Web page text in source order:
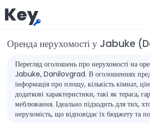
Key
Оренда нерухомості у Jabuke
Перегляд оголошень про нерухомості на
Jabuke, Danilovgrad. В оголошеннях
інформація про площу, кількість кімнат,
додаткові характеристики, такі як тераса,
меблювання. Ідеально підходить для тих,
нерухомість, що відповідає їх бюджету та